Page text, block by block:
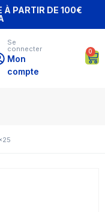
À PARTIR DE 100€
Se
connecter
Mon
compte
0